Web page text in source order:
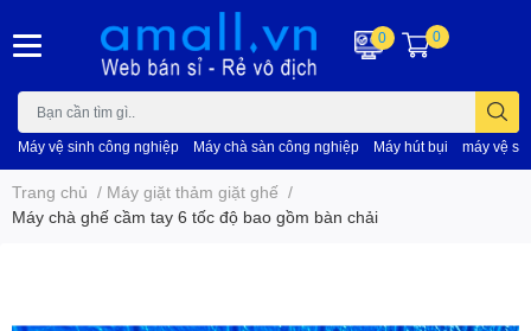
Máy vệ sinh công nghiệp Máy chà sàn công nghiệp Máy hút bụi máy vệ
0 0
Trang chủ / Máy giặt thảm giặt ghế /
Máy chà ghế cầm tay 6 tốc độ bao gồm bàn chải